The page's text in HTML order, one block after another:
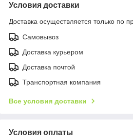
Условия доставки
Доставка осуществляется только по
Самовывоз
Доставка курьером
Доставка почтой
Транспортная компания
Все условия доставки
Условия оплаты